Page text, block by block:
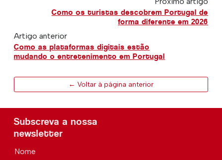
Como os turistas descobrem Portugal de
forma diferente em 2026
Artigo anterior
Como as plataformas digitais estão
mudando o entretenimento em Portugal
← Voltar à página anterior
Subscreva a nossa
newsletter
Nome